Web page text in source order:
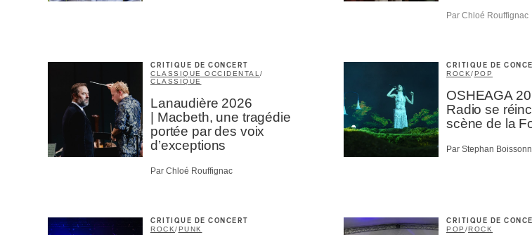
Par Chloé Rouffignac
CRITIQUE DE CONCERT
CLASSIQUE OCCIDENTAL /
CLASSIQUE
Lanaudière 2026
| Macbeth, une tragédie
portée par des voix
d’exceptions
Par Chloé Rouffignac
CRITIQUE DE
ROCK/POP
OSHEAGA
Radio se
scène de la
Par Stephan
CRITIQUE DE CONCERT
ROCK/ PUNK
CRITIQUE DE
POP /ROCK
Contributeur-trice
CAPTCHA
M'INSCRIRE